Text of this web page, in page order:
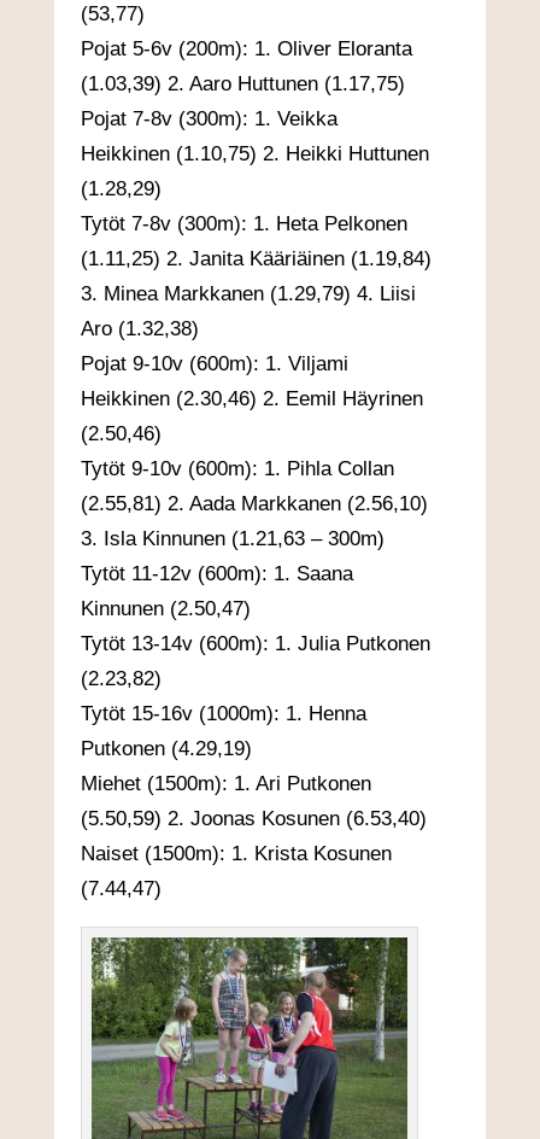
(53,77)
Pojat 5-6v (200m): 1. Oliver Eloranta
(1.03,39) 2. Aaro Huttunen (1.17,75)
Pojat 7-8v (300m): 1. Veikka
Heikkinen (1.10,75) 2. Heikki Huttunen
(1.28,29)
Tytöt 7-8v (300m): 1. Heta Pelkonen
(1.11,25) 2. Janita Kääriäinen (1.19,84)
3. Minea Markkanen (1.29,79) 4. Liisi
Aro (1.32,38)
Pojat 9-10v (600m): 1. Viljami
Heikkinen (2.30,46) 2. Eemil Häyrinen
(2.50,46)
Tytöt 9-10v (600m): 1. Pihla Collan
(2.55,81) 2. Aada Markkanen (2.56,10)
3. Isla Kinnunen (1.21,63 – 300m)
Tytöt 11-12v (600m): 1. Saana
Kinnunen (2.50,47)
Tytöt 13-14v (600m): 1. Julia Putkonen
(2.23,82)
Tytöt 15-16v (1000m): 1. Henna
Putkonen (4.29,19)
Miehet (1500m): 1. Ari Putkonen
(5.50,59) 2. Joonas Kosunen (6.53,40)
Naiset (1500m): 1. Krista Kosunen
(7.44,47)